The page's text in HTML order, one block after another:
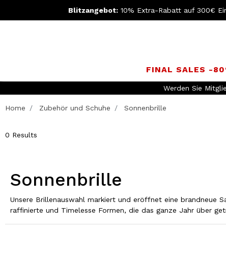
Blitzangebot: 10% Extra-Rabatt auf 300€
FINAL SALES -
Werden Sie
Home Zubehör und Schuhe Sonnenbrille
0 Results
Sonnenbrille
Unsere Brillenauswahl markiert und eröffnet eine brandneue
raffinierte und Timelesse Formen, die das ganze Jahr über